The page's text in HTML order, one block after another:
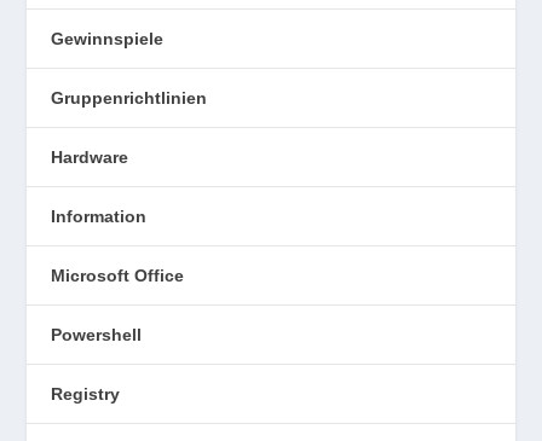
Gewinnspiele
Gruppenrichtlinien
Hardware
Information
Microsoft Office
Powershell
Registry